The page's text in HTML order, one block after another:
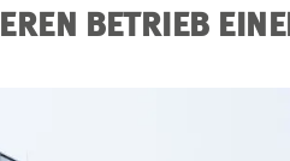
BETRIEB